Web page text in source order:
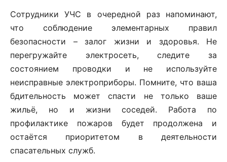
Сотрудники УЧС в очередной раз напоминают,
что соблюдение элементарных правил
безопасности – залог жизни и здоровья. Не
перегружайте электросеть, следите за
состоянием проводки и не используйте
неисправные электроприборы. Помните, что ваша
бдительность может спасти не только ваше
жильё, но и жизни соседей. Работа по
профилактике пожаров будет продолжена и
остаётся приоритетом в деятельности
спасательных служб.